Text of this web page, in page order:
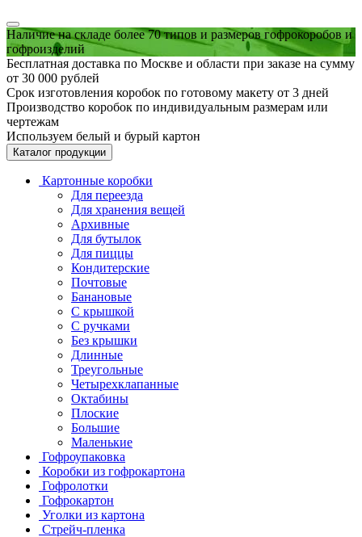
Наличие на складе более 70 типов и размеров гофрокоробов и
гофроизделий
Бесплатная доставка по Москве и области при заказе на сумму
от 30 000 рублей
Срок изготовления коробок по готовому макету от 3 дней
Производство коробок по индивидуальным размерам или
чертежам
Используем белый и бурый картон
Каталог продукции
Картонные коробки
Для переезда
Для хранения вещей
Архивные
Для бутылок
Для пиццы
Кондитерские
Почтовые
Банановые
С крышкой
С ручками
Без крышки
Длинные
Треугольные
Четырехклапанные
Октабины
Плоские
Большие
Маленькие
Гофроупаковка
Коробки из гофрокартона
Гофролотки
Гофрокартон
Уголки из картона
Стрейч-пленка